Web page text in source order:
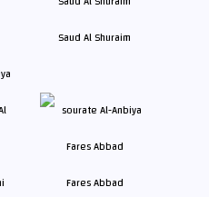
Saud Al Shuraim
Fares Abbad